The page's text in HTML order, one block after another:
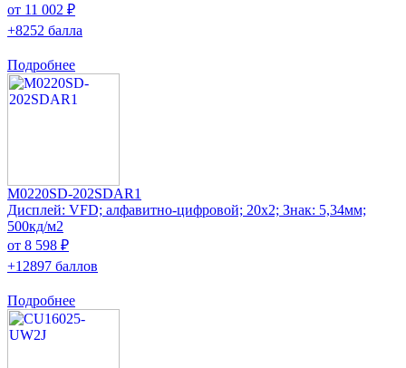
от 11 002 ₽
+8252 балла
Подробнее
M0220SD-202SDAR1
Дисплей: VFD; алфавитно-цифровой; 20x2; Знак: 5,34мм;
500кд/м2
от 8 598 ₽
+12897 баллов
Подробнее